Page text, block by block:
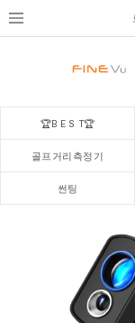
🏆B E S T🏆
골프거리측정기
썬팅